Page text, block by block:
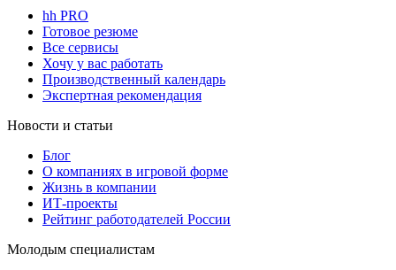
hh PRO
Готовое резюме
Все сервисы
Хочу у вас работать
Производственный календарь
Экспертная рекомендация
Новости и статьи
Блог
О компаниях в игровой форме
Жизнь в компании
ИТ-проекты
Рейтинг работодателей России
Молодым специалистам